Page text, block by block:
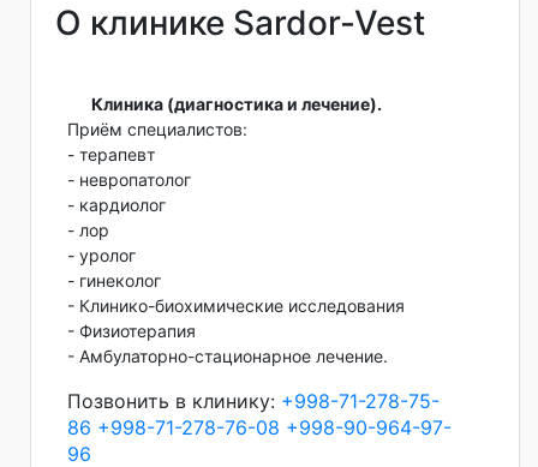
О клинике Sardor-Vest
Клиника (диагностика и лечение).
Приём специалистов:
- терапевт
- невропатолог
- кардиолог
- лор
- уролог
- гинеколог
- Клинико-биохимические исследования
- Физиотерапия
- Амбулаторно-стационарное лечение.
Позвонить в клинику: +998-71-278-75-
86 +998-71-278-76-08 +998-90-964-97-
96